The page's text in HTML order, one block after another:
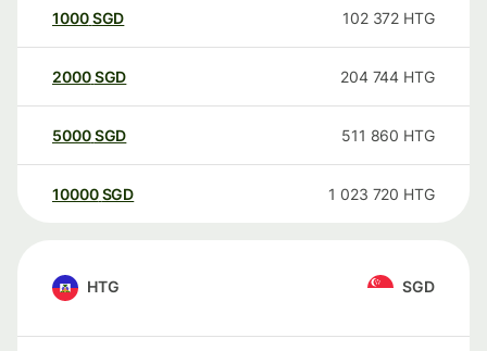
1000SGD 102 372 HTG
2000SGD 204 744 HTG
5000SGD 511 860 HTG
10000 SGD 1 023 720 HTG
HTG SGD